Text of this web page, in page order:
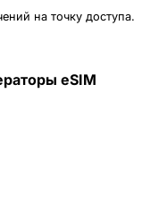
на точку доступа.
eSIM